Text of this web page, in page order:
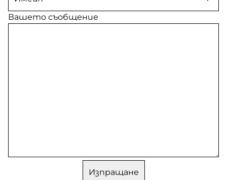
Вашето съобщение